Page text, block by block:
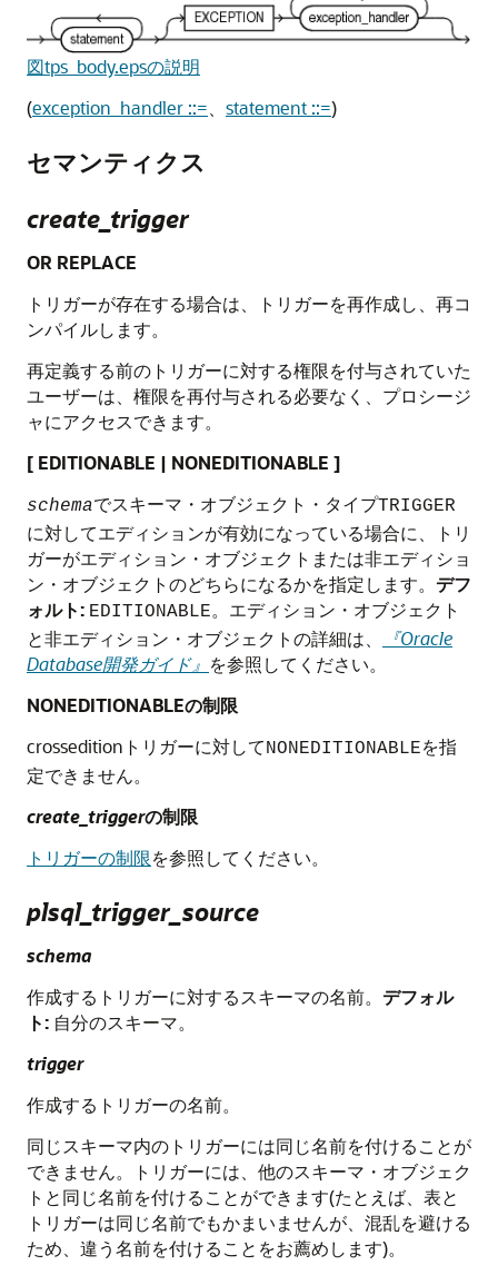
図tps_body.epsの説明
(exception_handler ::= statement ::=)
セマンティクス
create_trigger
OR REPLACE
トリガーが存在する場合は、トリガーを再作成し、再コ
ンパイルします。
再定義する前のトリガーに対する権限を付与されていた
ユーザーは、権限を再付与される必要なく、プロシージ
ャにアクセスできます。
[ EDITIONABLE | NONEDITIONABLE ]
schemaでスキーマ・オブジェクト・タイプTRIGGER
に対してエディションが有効になっている場合に、トリ
ガーがエディション・オブジェクトまたは非エディショ
ン・オブジェクトのどちらになるかを指定します。 デフ
ォルト: EDITIONABLE。エディション・オブジェクト
と非エディション・オブジェクトの詳細は、
『Oracle
Database開発ガイド』 を参照してください。
NONEDITIONABLEの制限
crosseditionトリガーに対して NONEDITIONABLEを指
定できません。
create_triggerの制限
トリガーの制限を参照してください。
plsql_trigger_source
schema
作成するトリガーに対するスキーマの名前。 デフォル
ト: 自分のスキーマ。
trigger
作成するトリガーの名前。
同じスキーマ内のトリガーには同じ名前を付けることが
できません。トリガーには、他のスキーマ・オブジェク
トと同じ名前を付けることができます(たとえば、表と
トリガーは同じ名前でもかまいませんが、混乱を避ける
ため、違う名前を付けることをお薦めします)。